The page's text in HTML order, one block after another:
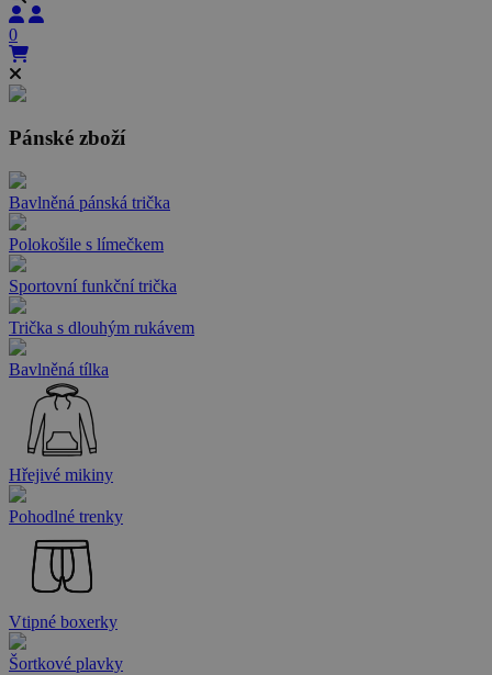
0
Pánské zboží
Bavlněná pánská trička
Polokošile s límečkem
Sportovní funkční trička
Trička s dlouhým rukávem
Bavlněná tílka
Hřejivé mikiny
Pohodlné trenky
Vtipné boxerky
Šortkové plavky